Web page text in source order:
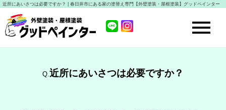
近所にあいさつは必要ですか？ | 春日井市にある家の塗替え専門【外壁塗装・屋根塗装】グッドペインター
Q.近所にあいさつは必要ですか？